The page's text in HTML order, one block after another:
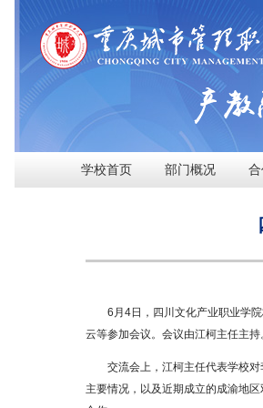
学校首页 部门概况
6月4日，四川文化产业职业学
云等参加会议。会议由江柯主任主持
交流会上，江柯主任代表学校
主要情况，以及近期成立的成渝地